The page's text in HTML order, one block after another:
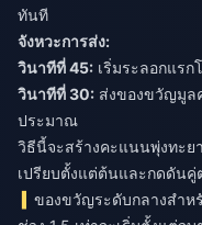
ทันที
จังหวะการส่ง:
วินาทีที่ 45: เริ่มระลอกแร
วินาทีที่ 30: ส่งของขวัญมูล
ประมาณ
วิธีนี้จะสร้างคะแนนพุ่งทะย
เปรียบตั้งแต่ต้นและกดดันคู่
ของขวัญระดับกลางสำห